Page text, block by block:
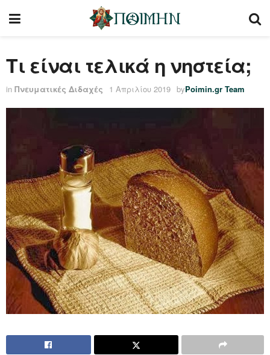
Τι είναι τελικά η νηστεία;
in Πνευματικές Διδαχές 1 Απριλίου 2019 byPoimin.gr Team